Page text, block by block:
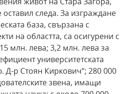
следа. За изграждане
база, свързана с
на областта, са осигурени с
млн. лева; 3,2 млн. лева за
университетската
р Стоян Киркович“; 280 000
звена, имащи